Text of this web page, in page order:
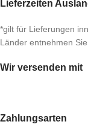
Lieferzeiten
*gilt für Lieferungen
Länder entnehmen
Wir versenden mit
Zahlungsarten